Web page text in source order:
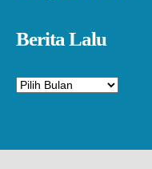
Berita Lalu
Arsip